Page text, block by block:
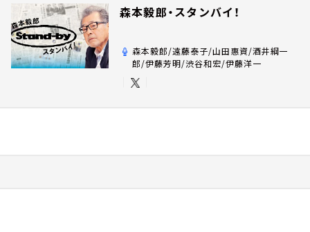
森本毅郎・スタンバイ！
森本毅郎/遠藤泰子/山田惠資/酒井綱一
郎/伊藤芳明/渋谷和宏/伊藤洋一